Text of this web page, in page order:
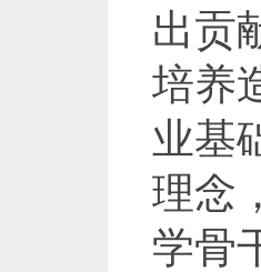
出贡
培养
业基
理念
学骨